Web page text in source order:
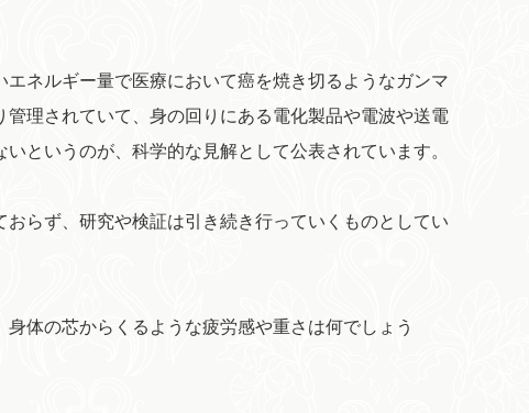
ネルギー量で医療において癌を焼き切るようなガンマ
理されていて、身の回りにある電化製品や電波や送電
というのが、科学的な見解として公表されています。
らず、研究や検証は引き続き行っていくものとしてい
体の芯からくるような疲労感や重さは何でしょう